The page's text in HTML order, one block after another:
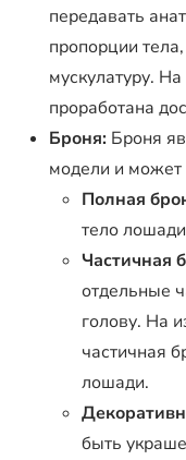
передавать
пропорции
мускулатуру.
проработана
Броня: Броня
модели и может
Полная
тело
Частичная
отдельные
голову. На
частичная
лошади.
быть